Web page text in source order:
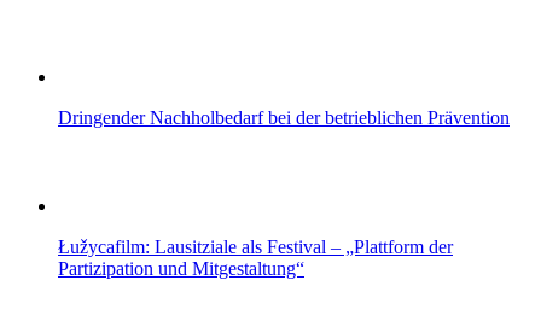
Dringender Nachholbedarf bei der betrieblichen Prävention
Łužycafilm: Lausitziale als Festival – „Plattform der
Partizipation und Mitgestaltung“